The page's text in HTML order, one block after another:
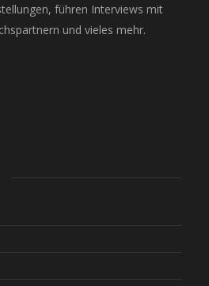
führen Interviews mit
und vieles mehr.